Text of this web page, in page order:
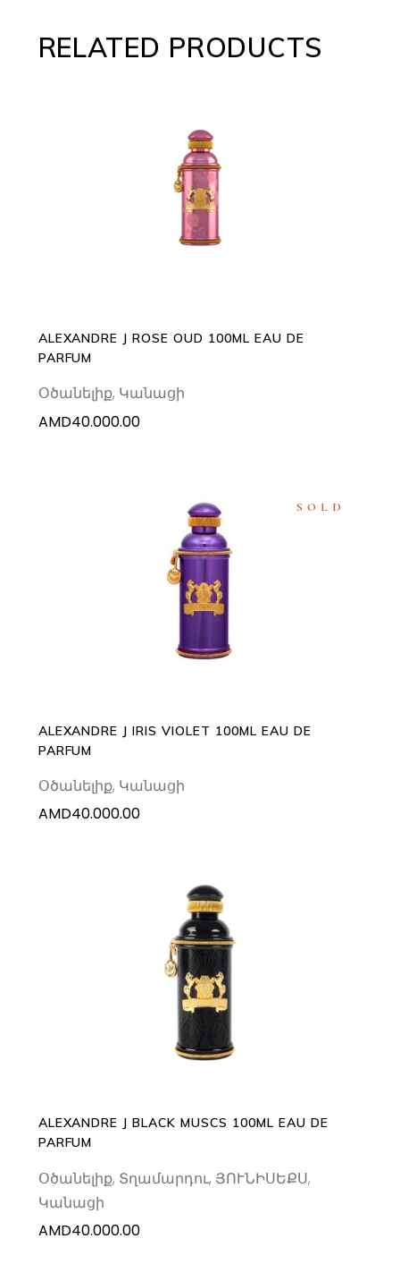
RELATED PRODUCTS
ADD TO CART
ALEXANDRE J ROSE OUD 100ML EAU DE
PARFUM
Օծանելիք, Կանացի
AMD40.000.00
SOLD
READ MORE
ALEXANDRE J IRIS VIOLET 100ML EAU DE
PARFUM
Օծանելիք, Կանացի
AMD40.000.00
ADD TO CART
ALEXANDRE J BLACK MUSCS 100ML EAU DE
PARFUM
Օծանելիք, Տղամարդու, ՅՈՒՆԻՍԵՔՍ,
Կանացի
AMD40.000.00